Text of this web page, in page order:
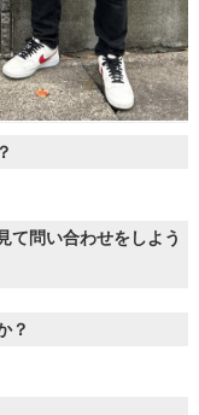
て問い合わせをしよう
？